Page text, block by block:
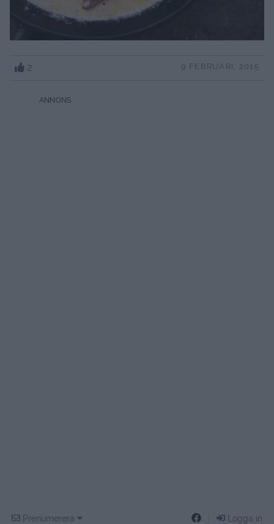
2 9 FEBRUARI, 2015
Prenumerera Logga in